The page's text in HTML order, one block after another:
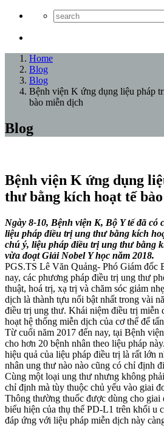
Home
Blog
Blog
Bệnh viện K ứng dụng liệu pháp
bào miễn dịch
Blog
Bệnh viện K ứng dụng
thư bằng kích hoạt tế
Ngày 8-10, Bệnh viện K, Bộ Y tế đã có
liệu pháp điều trị ung thư bằng kích
chú ý, liệu pháp điều trị ung thư bằng
vừa đoạt Giải Nobel Y học năm 2018.
PGS.TS Lê Văn Quảng- Phó Giám đốc
nay, các phương pháp điều trị ung thư
thuật, hoá trị, xạ trị và chăm sóc giảm
dịch là thành tựu nổi bật nhất trong vài
điều trị ung thư. Khái niệm điều trị miễn
hoạt hệ thống miễn dịch của cơ thể để
Từ cuối năm 2017 đến nay, tại Bệnh
cho hơn 20 bệnh nhân theo liệu pháp
hiệu quả của liệu pháp điều trị là rất lớn
nhân ung thư nào nào cũng có chỉ định
Cùng một loại ung thư nhưng không
chỉ định mà tùy thuộc chủ yếu vào giai
Thông thường thuốc được dùng cho giai
biểu hiện của thụ thể PD-L1 trên khối u
đáp ứng với liệu pháp miễn dịch này